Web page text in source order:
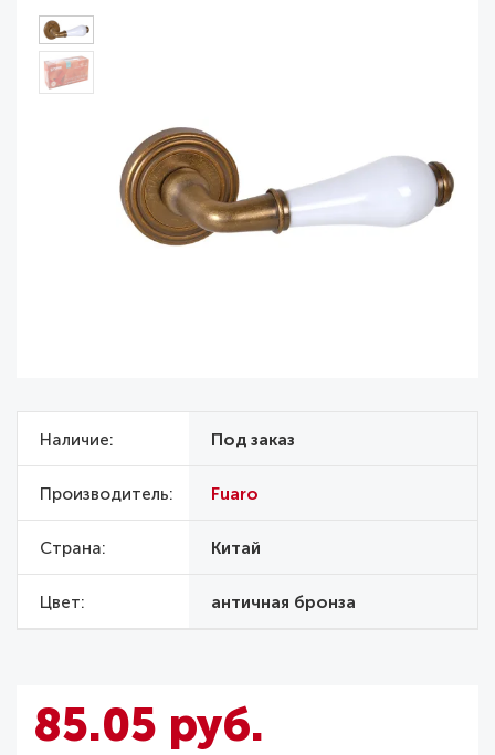
Наличие Под заказ
Производитель Fuaro
Страна Китай
Цвет античная бронза
85.05 руб.